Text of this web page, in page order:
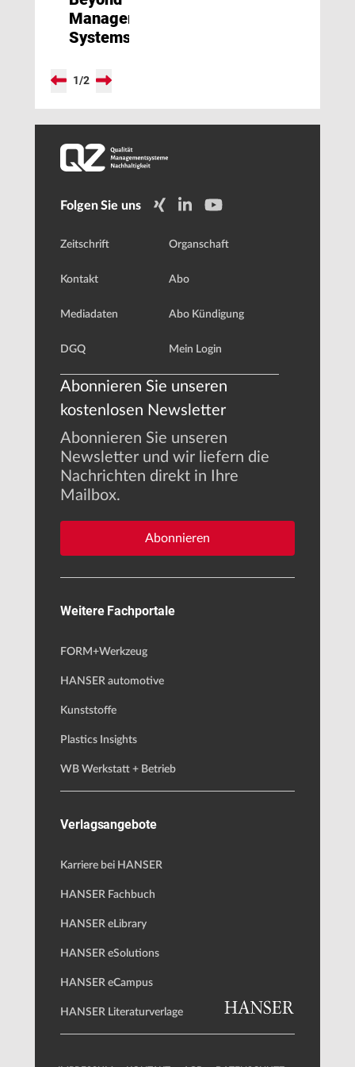
Management
Systems
1/2
Folgen Sie uns
Zeitschrift
Kontakt
Mediadaten
DGQ
Organschaft
Abo
Abo Kündigung
Mein Login
Abonnieren Sie unseren
kostenlosen Newsletter
Abonnieren Sie unseren
Newsletter und wir liefern die
Nachrichten direkt in Ihre
Mailbox.
Abonnieren
Weitere Fachportale
FORM+Werkzeug
HANSER automotive
Kunststoffe
Plastics Insights
WB Werkstatt + Betrieb
Verlagsangebote
Karriere bei HANSER
HANSER Fachbuch
HANSER eLibrary
HANSER eSolutions
HANSER eCampus
HANSER Literaturverlage